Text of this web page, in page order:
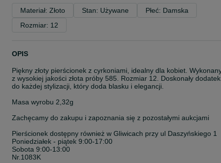
Materiał: Złoto Stan: Używane
Płeć: Damska
Rozmiar: 12
OPIS
Piękny złoty pierścionek z cyrkoniami, idealny dla kobiet.
z wysokiej jakości złota próby 585. Rozmiar 12. Doskonały dodatek
do każdej stylizacji, który doda blasku i elegancji.
Masa wyrobu 2,32g
Zachęcamy do zakupu i zapoznania się z pozostałymi aukcjami
Pierścionek dostępny również w Gliwicach przy ul Daszyńskiego 1
Poniedziałek - piątek 9:00-17:00
Sobota 9:00-13:00
Nr.1083K